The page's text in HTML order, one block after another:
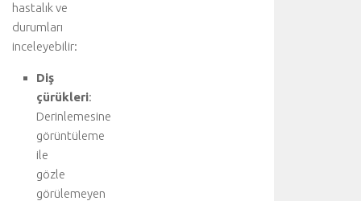
hastalık ve
durumları
inceleyebilir:
Diş
çürükleri:
Derinlemesine
görüntüleme
ile
gözle
görülemeyen